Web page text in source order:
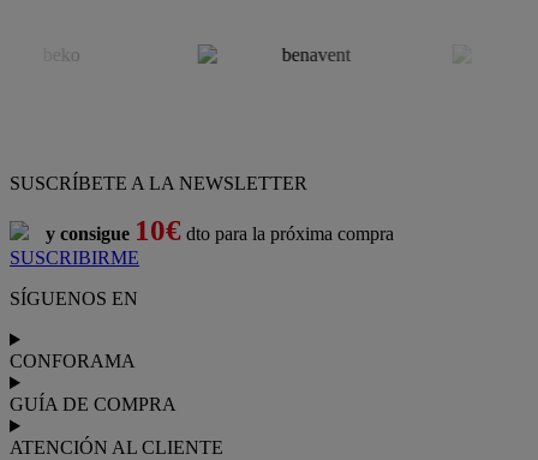
SUSCRÍBETE A LA NEWSLETTER
y consigue 10€ dto para la próxima compra
SUSCRIBIRME
SÍGUENOS EN
CONFORAMA
GUÍA DE COMPRA
ATENCIÓN AL CLIENTE